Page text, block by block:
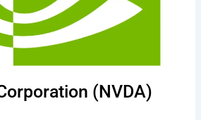
(NVDA)